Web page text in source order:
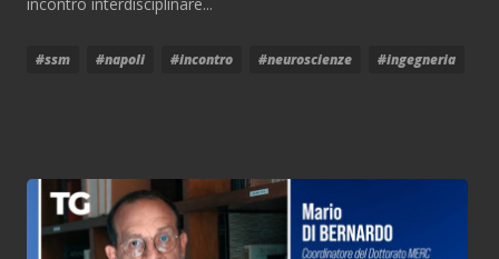
#ssm #napoli #incontro #neuroscienze #ingegneria